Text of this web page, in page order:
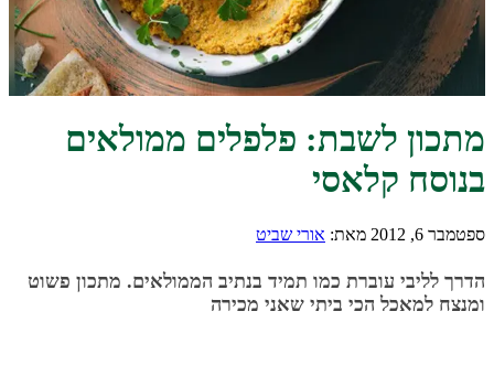
מתכון לשבת: פלפלים ממולאים
בנוסח קלאסי
ספטמבר 6, 2012 מאת: אורי שביט
הדרך לליבי עוברת כמו תמיד בנתיב הממולאים. מתכון פשוט
ומנצח למאכל הכי ביתי שאני מכירה